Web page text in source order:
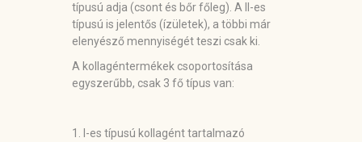
típusú adja (csont és bőr főleg). A II-es
típusú is jelentős (ízületek), a többi már
elenyésző mennyiségét teszi csak ki.
A kollagéntermékek csoportosítása
egyszerűbb, csak 3 fő típus van:
1. I-es típusú kollagént tartalmazó